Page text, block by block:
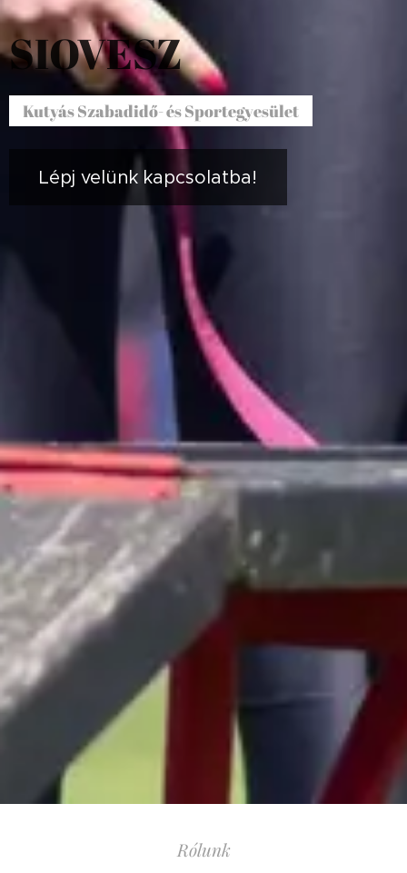
SIOVESZ
Kutyás Szabadidő- és Sportegyesület
Lépj velünk kapcsolatba!
Rólunk